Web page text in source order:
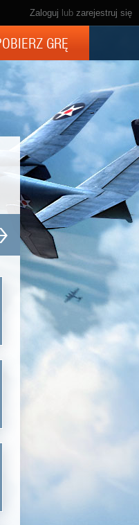
Zaloguj lub zarejestruj się
GRĘ